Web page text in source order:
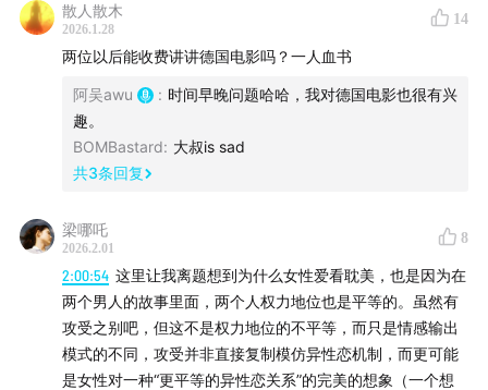
克》《橘色》《神奇女侠》《逃出绝命镇》《绿皮书》
《芭比》《罪人》等片，最后总结蔓延数十年的身份政治
运动，对美国电影的正面影响和负面影响。
尤其是上一集中，我们讨论了极具争议的「取消文化」，
相关案例包括伍迪·艾伦、凯文·史派西、波兰斯基、梅尔·
恩等。我们从事实出发，聊到了法律和道德层面的判断。
今天这一集我们进入法国、英国、印度、日本、韩国的语
境，讨论这些国家面对身份政治浪潮的反应。尤其是法
国，他们高举普遍主义大旗，奋力抵抗美式价值观的「入
侵」，效果怎么样？
散人散木
2026.1.28
14
两位以后能收费讲讲德国电影吗？一人血书
阿吴awu : 时间早晚问题哈哈，我对德国电影也很有兴
趣。
BOMBastard: 大叔is sad
共3条回复
梁哪吒
2026.2.01
8
2:00:54 这里让我离题想到为什么女性爱看耽美，也是因为在
两个男人的故事里面，两个人权力地位也是平等的。虽然有
攻受之别吧，但这不是权力地位的不平等，而只是情感输出
模式的不同，攻受并非直接复制模仿异性恋机制，而更可能
是女性对一种“更平等的异性恋关系”的完美的想象（一个想